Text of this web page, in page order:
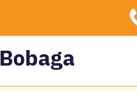
Bobaga